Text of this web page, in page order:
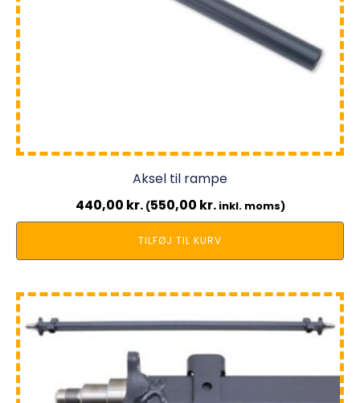
Aksel til rampe
440,00 kr. (550,00 kr.inkl. moms)
TILFØJ TIL KURV